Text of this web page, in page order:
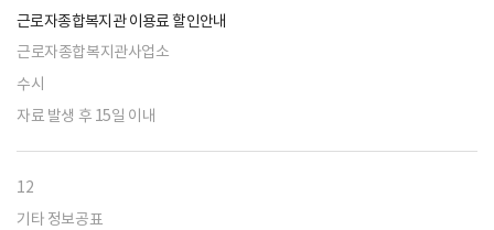
근로자종합복지관 이용료 할인안내
근로자종합복지관사업소
수시
자료 발생 후 15일 이내
12
기타 정보공표